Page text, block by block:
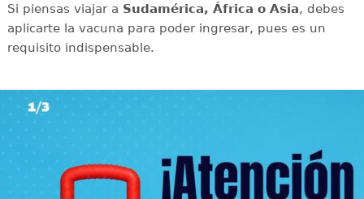
Si piensas viajar a Sudamérica, África o Asia, debes
aplicarte la vacuna para poder ingresar, pues es un
requisito indispensable.